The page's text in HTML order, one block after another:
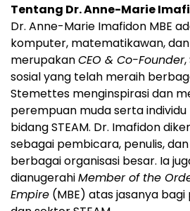
Tentang Dr. Anne-Marie
Dr. Anne-Marie Imafidon MBE
komputer, matematikawan, dan
merupakanCEO & Co-Founder
sosial yang telah meraih
Stemettes menginspirasi dan
perempuan muda serta
bidang STEAM. Dr. Imafidon
sebagai pembicara, penulis,
berbagai organisasi besar. Ia
dianugerahiMember of the
Empire (MBE) atas jasanya